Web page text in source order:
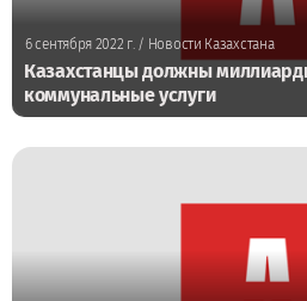
6 сентября 2022 г. / Новости Казахстана
Казахстанцы должны
коммунальные услуги